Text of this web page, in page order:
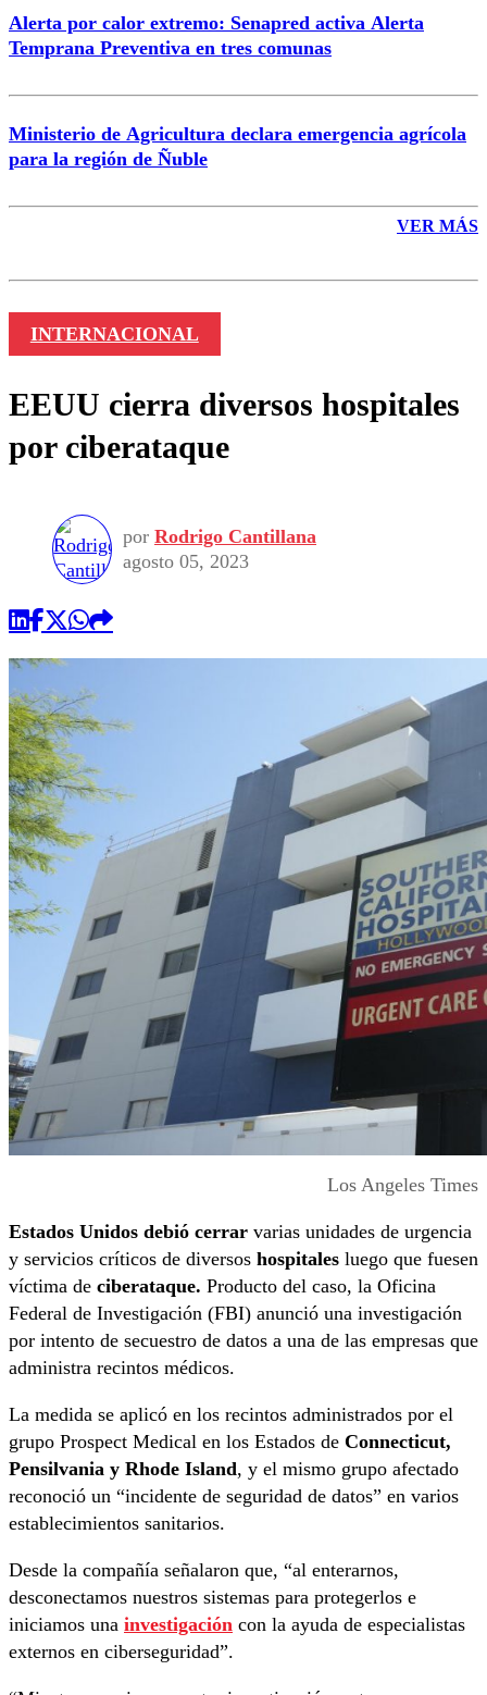
Alerta por calor extremo: Senapred activa Alerta
Temprana Preventiva en tres comunas
Ministerio de Agricultura declara emergencia agrícola
para la región de Ñuble
VER MÁS
INTERNACIONAL
EEUU cierra diversos hospitales
por ciberataque
por Rodrigo Cantillana
agosto 05, 2023
Los Angeles Times
Estados Unidos debió cerrar varias unidades de urgencia
y servicios críticos de diversos hospitales luego que fuesen
víctima de ciberataque. Producto del caso, la Oficina
Federal de Investigación (FBI) anunció una investigación
por intento de secuestro de datos a una de las empresas que
administra recintos médicos.
La medida se aplicó en los recintos administrados por el
grupo Prospect Medical en los Estados de Connecticut,
Pensilvania y Rhode Island, y el mismo grupo afectado
reconoció un “incidente de seguridad de datos” en varios
establecimientos sanitarios.
Desde la compañía señalaron que, “al enterarnos,
desconectamos nuestros sistemas para protegerlos e
iniciamos una investigación con la ayuda de especialistas
externos en ciberseguridad”.